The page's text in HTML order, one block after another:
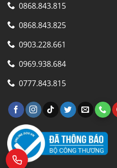
0868.843.815
0868.843.825
0903.228.661
0969.938.684
0777.843.815